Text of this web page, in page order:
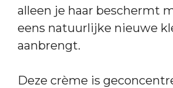
alleen je haar beschermt
eens natuurlijke nieuwe
aanbrengt.
Deze crème is